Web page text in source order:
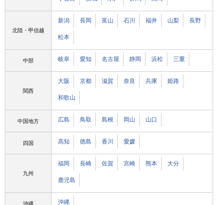
北陸・甲信越
新潟 長岡 富山 石川 福井 山梨 長野
松本
中部 岐阜 愛知 名古屋 静岡 浜松 三重
関西
大阪 京都 滋賀 奈良 兵庫 姫路
和歌山
中国地方 広島 鳥取 島根 岡山 山口
四国 高知 徳島 香川 愛媛
九州
福岡 長崎 佐賀 宮崎 熊本 大分
鹿児島
沖縄 沖縄